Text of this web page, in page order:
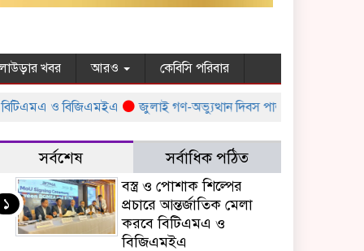
খবর আরও কেবিসি পরিবার
ও বিজিএমইএ জুলাই গণ-অভ্যুত্থান দিবস পালন উপলক্ষ্যে সরকারের
সর্বশেষ সর্বাধিক পঠিত
১
বস্ত্র ও পোশাক শিল্পের
প্রচারে আন্তর্জাতিক মেলা
করবে বিটিএমএ ও
বিজিএমইএ